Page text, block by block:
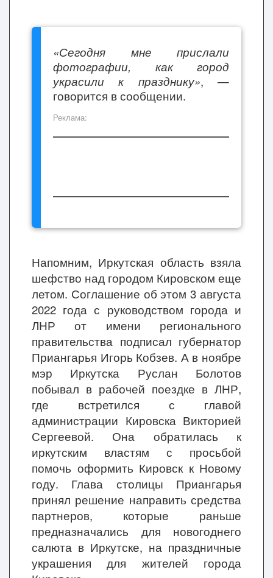
«Сегодня мне прислали
фотографии, как город
украсили к празднику», —
говорится в сообщении.
Реклама:
Напомним, Иркутская область взяла
шефство над городом Кировском еще
летом. Соглашение об этом 3 августа
2022 года с руководством города и
ЛНР от имени регионального
правительства подписал губернатор
Приангарья Игорь Кобзев. А в ноябре
мэр Иркутска Руслан Болотов
побывал в рабочей поездке в ЛНР,
где встретился с главой
администрации Кировска Викторией
Сергеевой. Она обратилась к
иркутским властям с просьбой
помочь оформить Кировск к Новому
году. Глава столицы Приангарья
принял решение направить средства
партнеров, которые раньше
предназначались для новогоднего
салюта в Иркутске, на праздничные
украшения для жителей города